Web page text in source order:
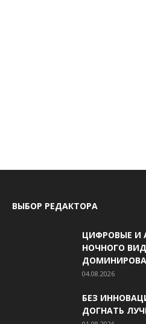
ВЫБОР РЕДАКТОРА
ЦИФРОВЫЕ И
НОЧНОГО
04.08.2026
БЕЗ
ДОГНАТЬ